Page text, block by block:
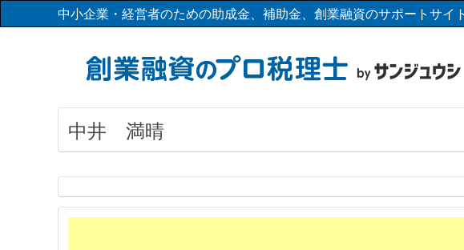
中小企業・経営者のための助成金、補助金、創業融資のサポートサ
中井 満晴